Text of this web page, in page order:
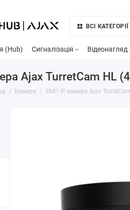
ВСІ КАТЕГОРІЇ
(Hub) Сигналізація Відеонагляд
Ajax TurretCam HL
Камери 8МП IP камера Ajax